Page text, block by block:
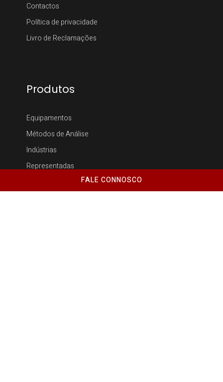
FALE CONNOSCO
Contactos
Política de privacidade
Livro de Reclamações
Produtos
Equipamentos
Métodos de Análise
Indústrias
Representadas